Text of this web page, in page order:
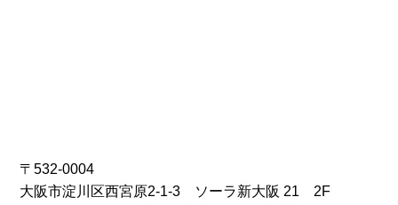
〒532-0004
大阪市淀川区西宮原2-1-3 ソーラ新大阪 21 2F